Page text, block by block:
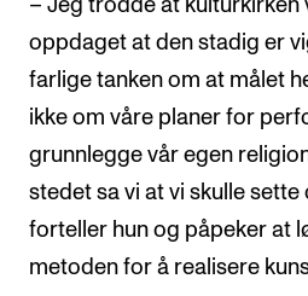
– Jeg trodde at kulturkirken
oppdaget at den stadig er
farlige tanken om at målet
ikke om våre planer for
grunnlegge vår egen
stedet sa vi at vi skulle
forteller hun og påpeker at
metoden for å realisere